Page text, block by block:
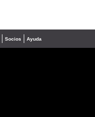
Socios Ayuda